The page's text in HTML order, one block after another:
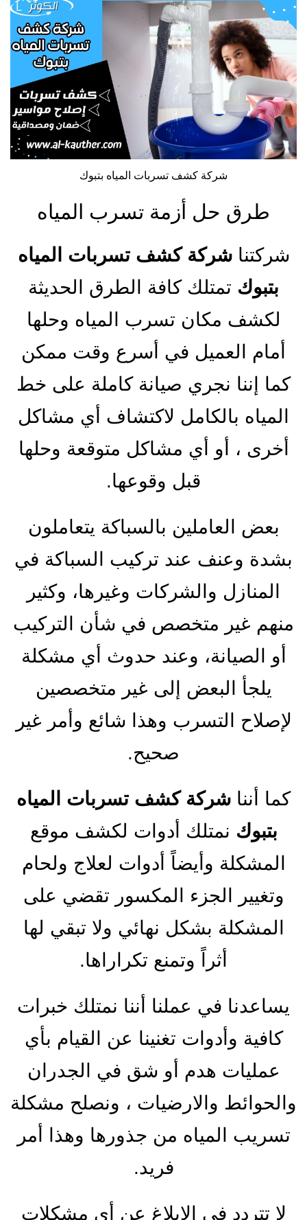
شركة كشف تسربات المياه بتبوك
طرق حل أزمة تسرب المياه
شركتناشركة كشف تسربات المياه
بتبوك تمتلك كافة الطرق الحديثة
لكشف مكان تسرب المياه وحلها
أمام العميل في أسرع وقت ممكن
كما إننا نجري صيانة كاملة على خط
المياه بالكامل لاكتشاف أي مشاكل
أخرى ، أو أي مشاكل متوقعة وحلها
قبل وقوعها.
بعض العاملين بالسباكة يتعاملون
بشدة وعنف عند تركيب السباكة في
المنازل والشركات وغيرها، وكثير
منهم غير متخصص في شأن التركيب
أو الصيانة، وعند حدوث أي مشكلة
يلجأ البعض إلى غير متخصصين
لإصلاح التسرب وهذا شائع وأمر غير
صحيح.
كما أننا شركة كشف تسربات المياه
بتبوك نمتلك أدوات لكشف موقع
المشكلة وأيضاً أدوات لعلاج ولحام
وتغيير الجزء المكسور تقضي على
المشكلة بشكل نهائي ولا تبقي لها
أثراً وتمنع تكراراها.
يساعدنا في عملنا أننا نمتلك خبرات
كافية وأدوات تغنينا عن القيام بأي
عمليات هدم أو شق في الجدران
والحوائط والارضيات ، ونصلح مشكلة
تسريب المياه من جذورها وهذا أمر
فريد.
لا تتردد في الإبلاغ عن أي مشكلات